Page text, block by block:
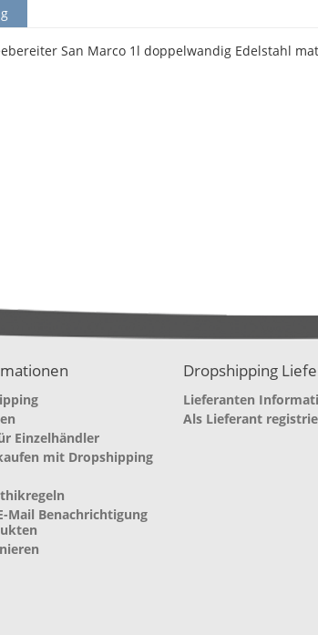
San Marco 1l doppelwandig Edelstahl
Einzelhändler
mit Dropshipping
Mail Benachrichtigung
Dropshipping
Lieferanten
Als Lieferant